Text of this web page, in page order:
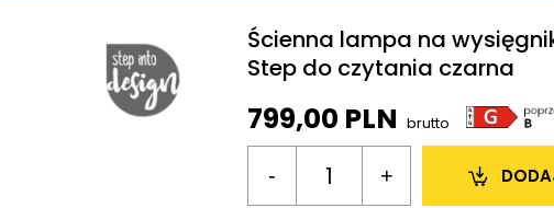
Ścienna lampa na
Step do czytania czarna
799,00 PLN brutto
- +